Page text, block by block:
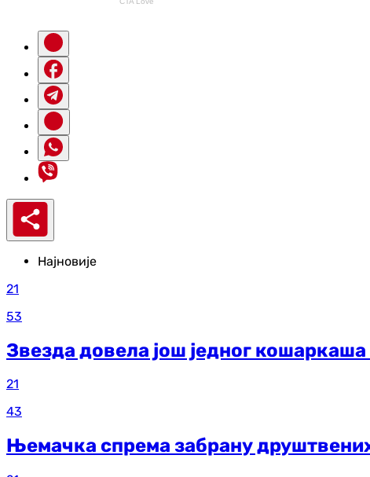
Најновије
21
53
Звезда довела још једног
21
43
Њемачка спрема забрану